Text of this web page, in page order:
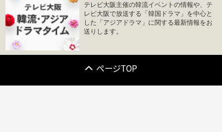
テレビ大阪主催の韓流イベントの情報や、テ
レビ大阪で放送する「韓国ドラマ」を中心と
した「アジアドラマ」に関する最新情報をお
送りします。
ページTOP